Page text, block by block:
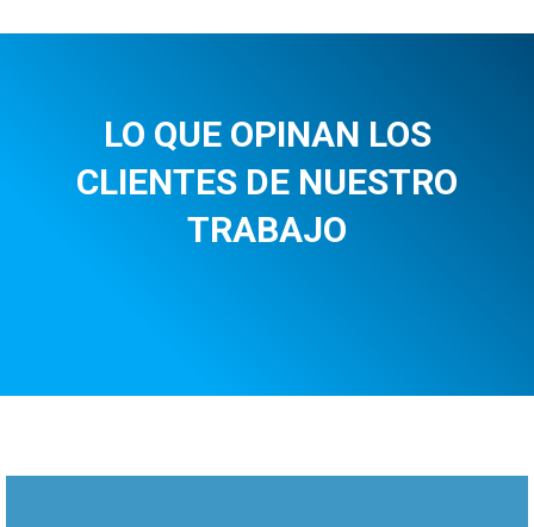
LO QUE OPINAN LOS
CLIENTES DE NUESTRO
TRABAJO